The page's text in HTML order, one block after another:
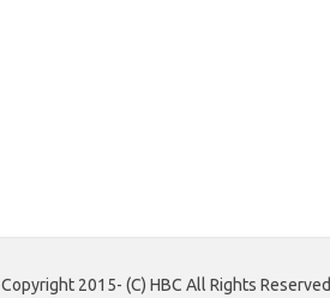
Copyright 2015- (C) HBC All Rights Reserved